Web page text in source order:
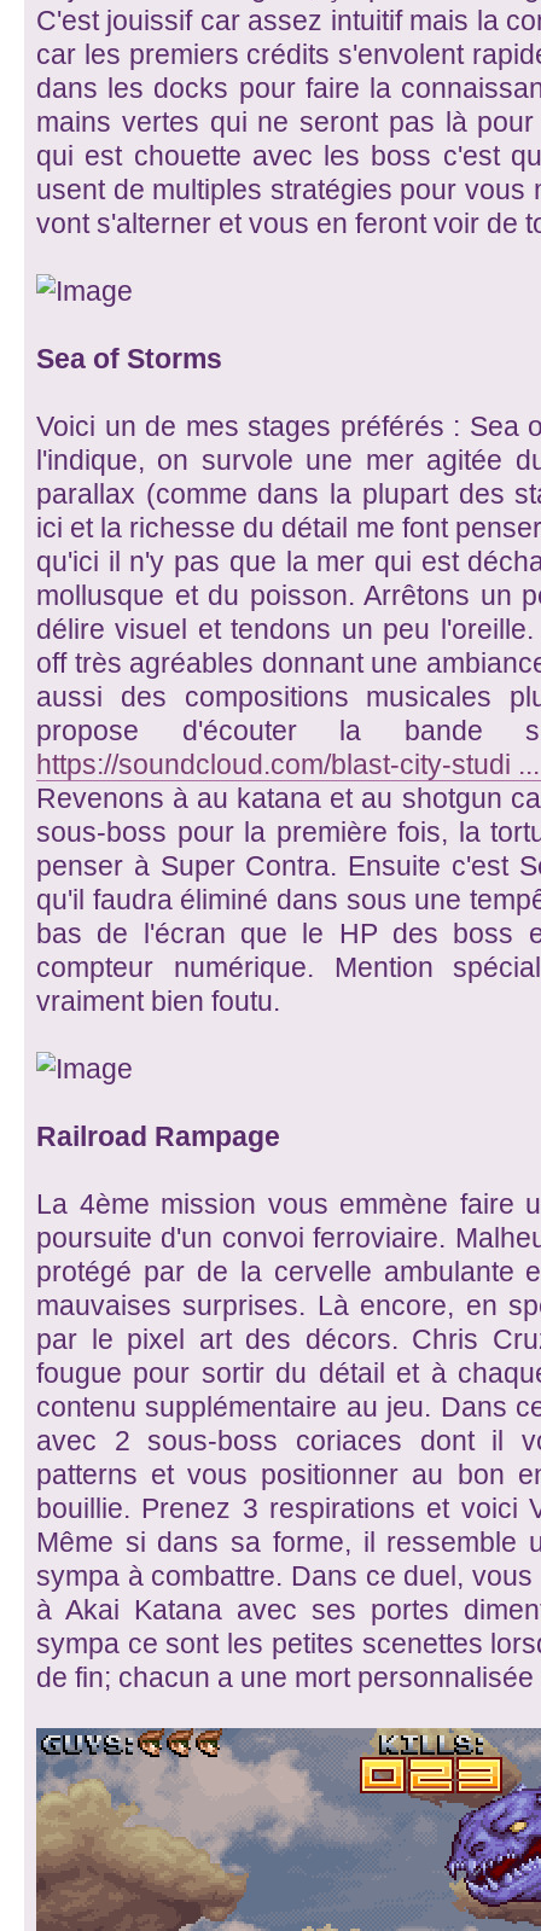
C'est jouissif car assez intuitif mais la
car les premiers crédits s'envolent
dans les docks pour faire la
mains vertes qui ne seront pas là
qui est chouette avec les boss c'est
usent de multiples stratégies pour vous
vont s'alterner et vous en feront voir de
Sea of Storms
Voici un de mes stages préférés : Sea
l'indique, on survole une mer agitée
parallax (comme dans la plupart des
ici et la richesse du détail me font
qu'ici il n'y pas que la mer qui est
mollusque et du poisson. Arrêtons un
délire visuel et tendons un peu
off très agréables donnant une
aussi des compositions musicales
propose d'écouter la
https://soundcloud.com/blast-city-studi
Revenons à au katana et au shotgun
sous-boss pour la première fois, la
penser à Super Contra. Ensuite c'est
qu'il faudra éliminé dans sous une
bas de l'écran que le HP des boss
compteur numérique. Mention
vraiment bien foutu.
Railroad Rampage
La 4ème mission vous emmène faire
poursuite d'un convoi ferroviaire.
protégé par de la cervelle ambulante
mauvaises surprises. Là encore, en
par le pixel art des décors. Chris
fougue pour sortir du détail et à
contenu supplémentaire au jeu. Dans
avec 2 sous-boss coriaces dont il
patterns et vous positionner au bon
bouillie. Prenez 3 respirations et voici
Même si dans sa forme, il ressemble
sympa à combattre. Dans ce duel,
à Akai Katana avec ses portes
sympa ce sont les petites scenettes
de fin; chacun a une mort